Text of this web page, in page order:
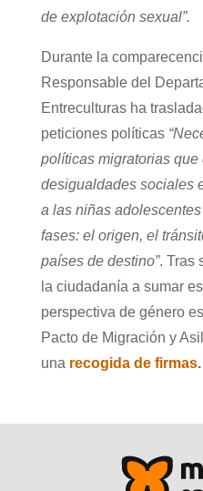
de explotación sexual”.
Durante la
Responsable del
Entreculturas ha
peticiones políticas
políticas migratorias
desigualdades sociales
a las niñas
fases: el origen, el
países de destino”. Tras
la ciudadanía a sumar
perspectiva de género
Pacto de Migración y
una recogida de firmas.